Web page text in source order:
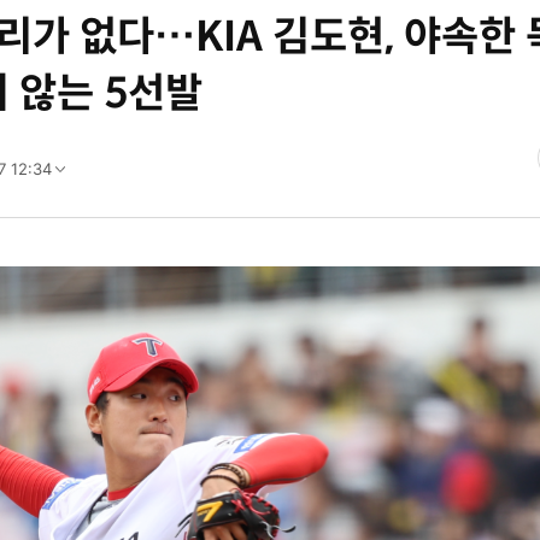
가 없다…KIA 김도현, 야속한
않는 5선발
12:34